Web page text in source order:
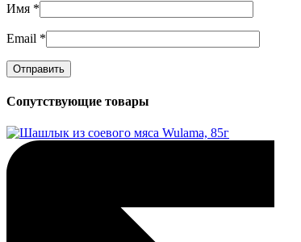
Имя *
Email *
Сопутствующие товары